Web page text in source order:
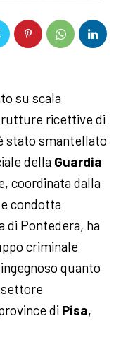
su scala
ricettive di
stato smantellato
della Guardia
coordinata dalla
condotta
di Pontedera, ha
criminale
quanto
di Pisa,